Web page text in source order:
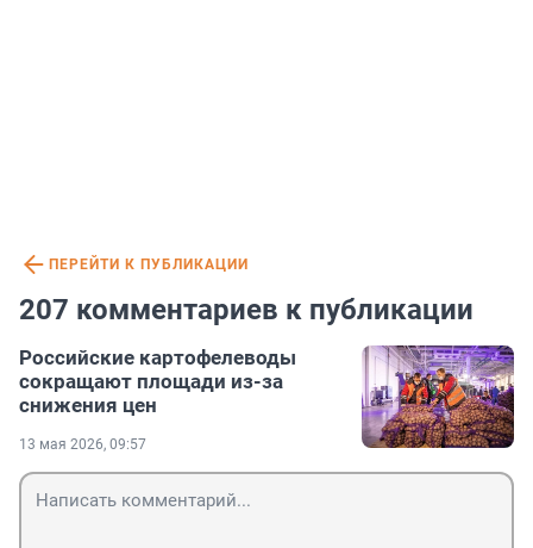
ПЕРЕЙТИ К ПУБЛИКАЦИИ
207 комментариев к публикации
Российские картофелеводы
сокращают площади из-за
снижения цен
13 мая 2026, 09:57